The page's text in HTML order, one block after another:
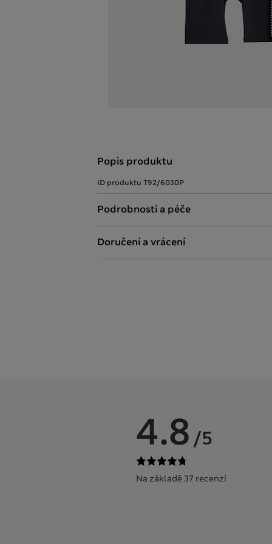
Popis produktu
ID produktu T92/6030P
Podrobnosti a péče
Doručení a vrácení
4.8 /5
Na základě 37 recenzí